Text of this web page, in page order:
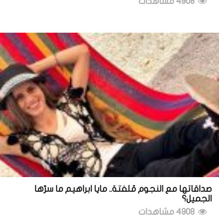
صداقاتها مع النجوم مُلفتة.. مايا ابراهيم ما سرّها
الجميل؟